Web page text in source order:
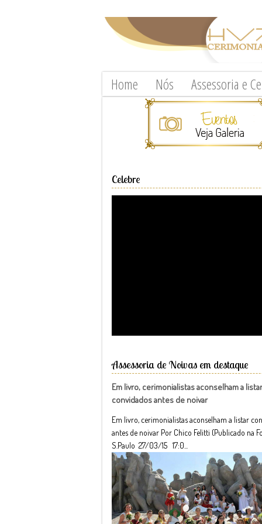
Home Nós Assessoria e
Celebre
Assessoria de Noivas em destaque
Em livro, cerimonialistas aconselham a listar
convidados antes de noivar
Em livro, cerimonialistas aconselham a listar
antes de noivar Por Chico Felitti (Publicado na
S.Paulo 27/03/15 17:0...